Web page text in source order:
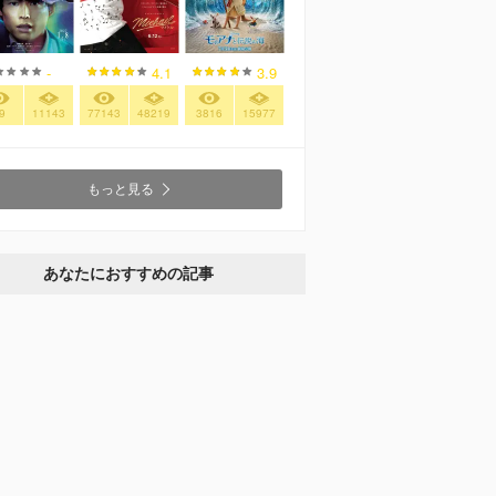
-
11143
4.1
77143 48219
3.9
3816 15977
もっと見る
あなたにおすすめの記事